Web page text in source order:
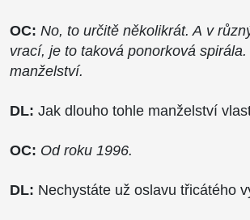
OC: No, to určitě několikrát. A v
vrací, je to taková ponorková
manželství.
DL: Jak dlouho tohle manželství
OC: Od roku 1996.
DL: Nechystáte už oslavu třicátého